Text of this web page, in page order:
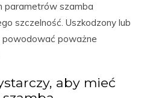
parametrów szamba
szczelność. Uszkodzony lub
powodować poważne
aby mieć